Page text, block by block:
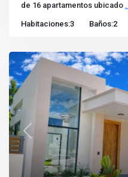
de 16 apartamentos ubicado
Habitaciones:3 Baños:2
Previous